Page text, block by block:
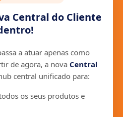
Central do Cliente
a atuar apenas como
de agora, a nova Central
central unificado para:
os seus produtos e